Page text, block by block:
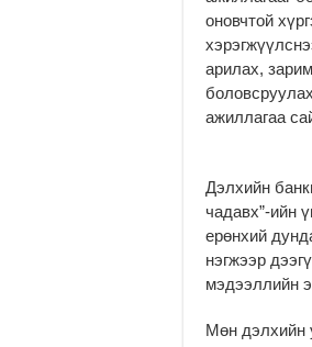
оновчтой
арилах,
ажиллагаа
Дэлхийн
чадавх”-ийн
ерөнхий
нэгжээр
мэдээллийн
Мөн дэлхийн